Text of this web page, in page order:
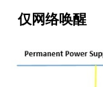
仅网络唤醒